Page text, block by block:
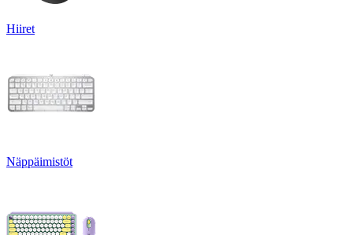
Hiiret
Näppäimistöt